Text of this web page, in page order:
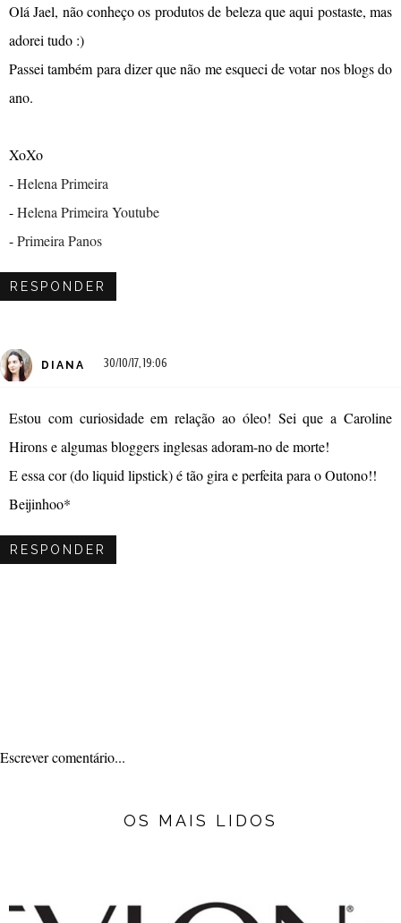
Olá Jael, não conheço os produtos de beleza que aqui postaste, mas
adorei tudo :)
Passei também para dizer que não me esqueci de votar nos blogs do
ano.
XoXo
-Helena Primeira
-Helena Primeira Youtube
-Primeira Panos
RESPONDER
DIANA 30/10/17, 19:06
Estou com curiosidade em relação ao óleo! Sei que a Caroline
Hirons e algumas bloggers inglesas adoram-no de morte!
E essa cor (do liquid lipstick) é tão gira e perfeita para o Outono!!
Beijinhoo*
RESPONDER
Escrever comentário...
OS MAIS LIDOS